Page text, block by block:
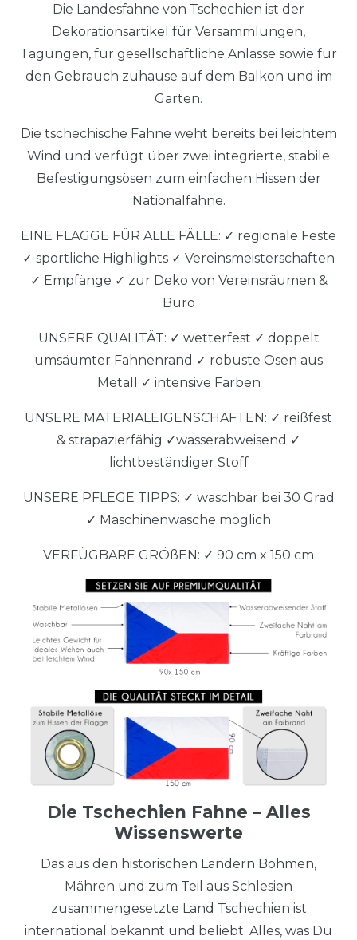
Die Landesfahne von Tschechien ist der
Dekorationsartikel für Versammlungen,
Tagungen, für gesellschaftliche Anlässe sowie für
den Gebrauch zuhause auf dem Balkon und im
Garten.
Die tschechische Fahne weht bereits bei leichtem
Wind und verfügt über zwei integrierte, stabile
Befestigungsösen zum einfachen Hissen der
Nationalfahne.
EINE FLAGGE FÜR ALLE FÄLLE: ✓ regionale Feste
✓ sportliche Highlights ✓ Vereinsmeisterschaften
✓ Empfänge ✓ zur Deko von Vereinsräumen &
Büro
UNSERE QUALITÄT: ✓ wetterfest ✓ doppelt
umsäumter Fahnenrand ✓ robuste Ösen aus
Metall ✓ intensive Farben
UNSERE MATERIALEIGENSCHAFTEN: ✓ reißfest
& strapazierfähig ✓wasserabweisend ✓
lichtbeständiger Stoff
UNSERE PFLEGE TIPPS: ✓ waschbar bei 30 Grad
✓ Maschinenwäsche möglich
VERFÜGBARE GRÖßEN: ✓ 90 cm x 150 cm
Die Tschechien Fahne – Alles
Wissenswerte
Das aus den historischen Ländern Böhmen,
Mähren und zum Teil aus Schlesien
zusammengesetzte Land Tschechien ist
international bekannt und beliebt. Alles, was Du